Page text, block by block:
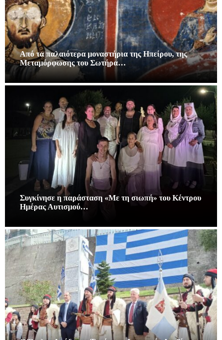
Από τα παλαιότερα μοναστήρια της Ηπείρου, της
Μεταμόρφωσης του Σωτήρα…
Συγκίνησε η παράσταση «Με τη σιωπή» του Κέντρου
Ημέρας Αυτισμού…